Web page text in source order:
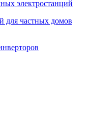
электростанций
для частных домов